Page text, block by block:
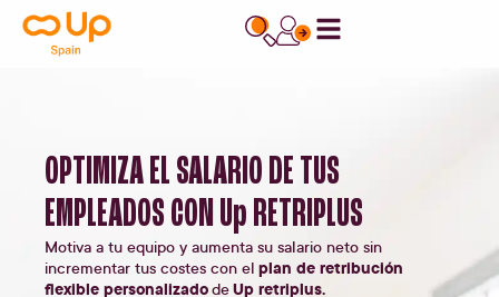
contenido
OPTIMIZA EL SALARIO DE TUS
EMPLEADOS CONUp RETRIPLUS
Motiva a tu equipo y aumenta su salario neto sin
incrementar tus costes con el plan de retribución
flexible personalizadodeUp retriplus.